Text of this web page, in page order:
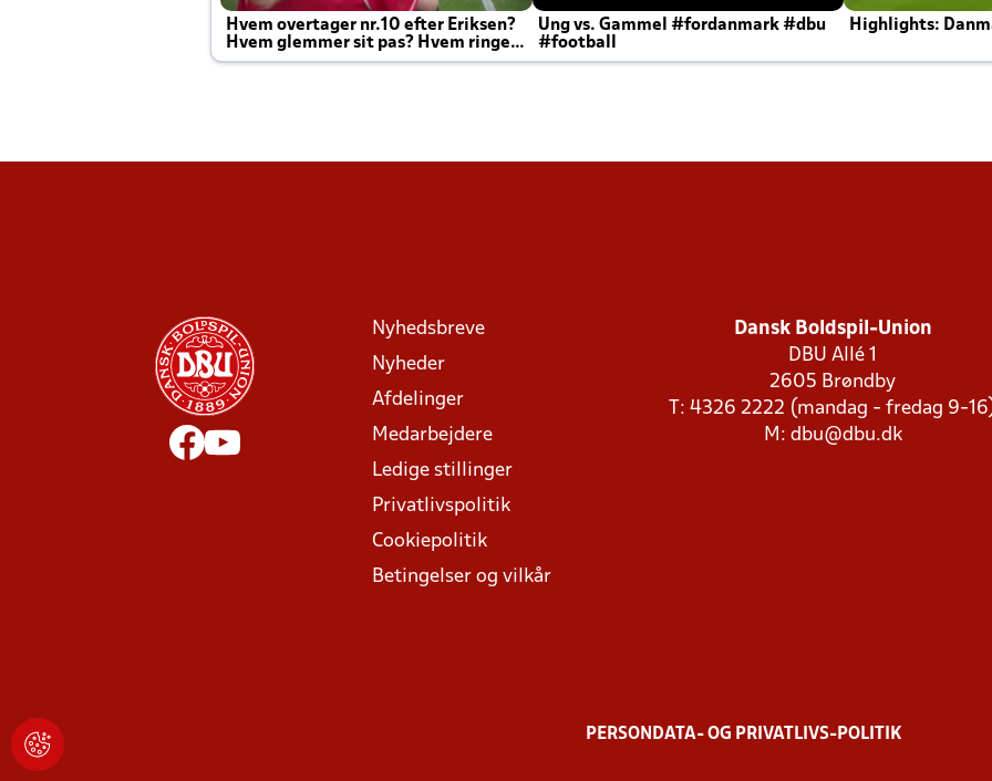
Hvem overtager nr.10 efter Eriksen?
Hvem glemmer sit pas? Hvem ringer
Joachim altid til efter kampe?
Ung vs. Gammel #fordanmark #dbu
#football
Highlights:
Nyhedsbreve
Nyheder
Afdelinger
Medarbejdere
Ledige stillinger
Privatlivspolitik
Cookiepolitik
Betingelser og vilkår
Dansk Boldspil-Union
DBU Allé 1
2605 Brøndby
T: 4326 2222 (mandag - fredag 9-
M: dbu@dbu.dk
PERSONDATA- OG PRIVATLIVS-POLITIK